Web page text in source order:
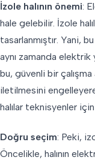
İzole halının önemi:
hale gelebilir. İzole
tasarlanmıştır. Yani,
aynı zamanda elektrik
bu, güvenli bir
iletilmesini
halılar teknisyenler
Doğru seçim: Peki,
Öncelikle, halının